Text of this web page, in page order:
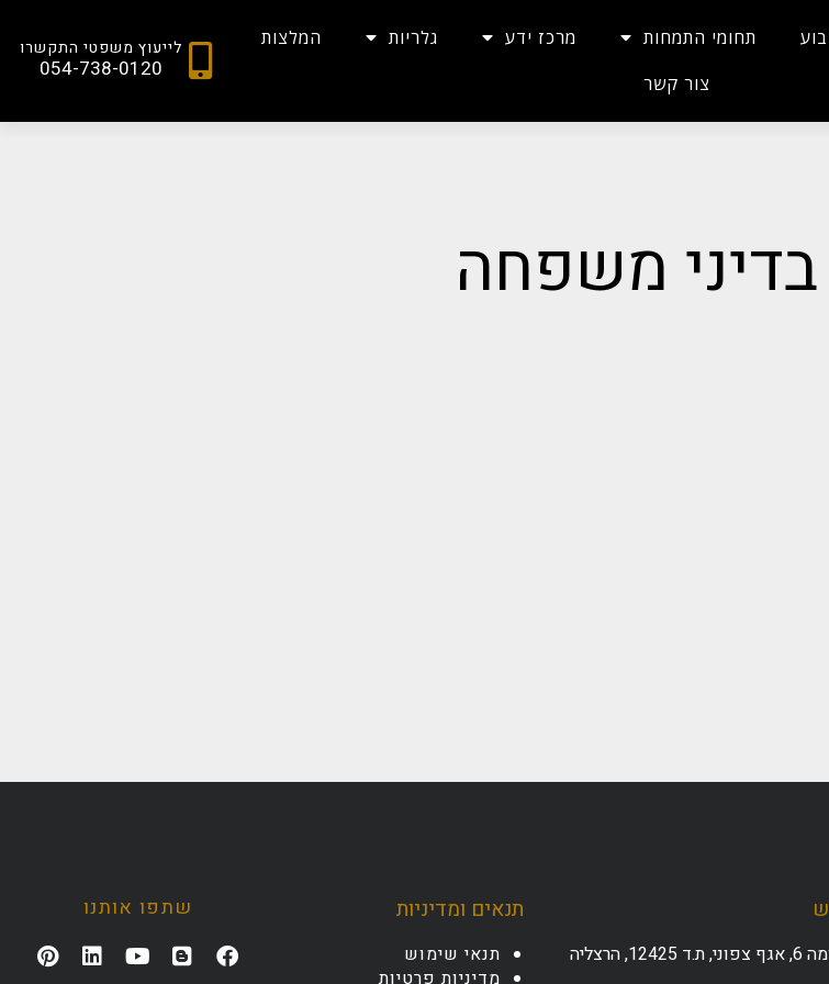
תחומי התמחות מרכז ידע גלריות
המלצות
צור קשר
לייעוץ משפטי התקשרו
054-738-0120
משפחה
רח' החושלים 8, קומה 6, אגף צפוני, ת.ד 12425, הרצליה
תנאים ומדיניות
תנאי שימוש
מדיניות פרטיות
שתפו אותנו